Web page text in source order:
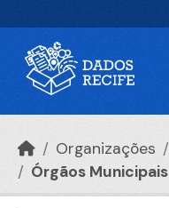
Organizações
Órgãos Municipais